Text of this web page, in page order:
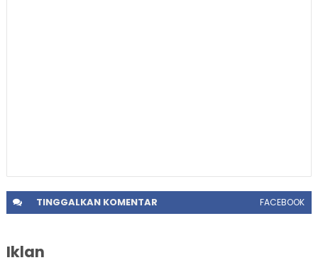
TINGGALKANKOMENTAR FACEBOOK
Iklan